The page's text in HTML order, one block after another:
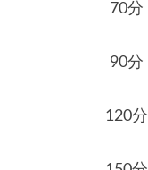
70分
90分
120分